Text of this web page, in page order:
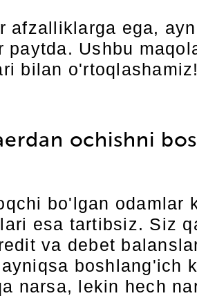
afzalliklarga ega,
paytda. Ushbu
bilan o'rtoqlashamiz!
ochishni
bo'lgan
esa tartibsiz. Siz
va debet
boshlang'ich
narsa, lekin hech